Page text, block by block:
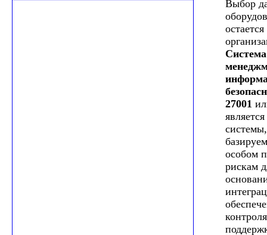
Выбор
остается
Система
27001
системы,
особом
рискам